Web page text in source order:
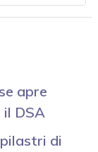
apre
il DSA
di